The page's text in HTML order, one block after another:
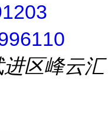
区峰云汇